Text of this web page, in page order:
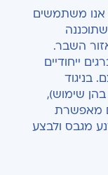
אנו משתמשים
השבר.
ייחודיים
בניגוד
שימוש),
מאפשרת
מגבס ולבצע